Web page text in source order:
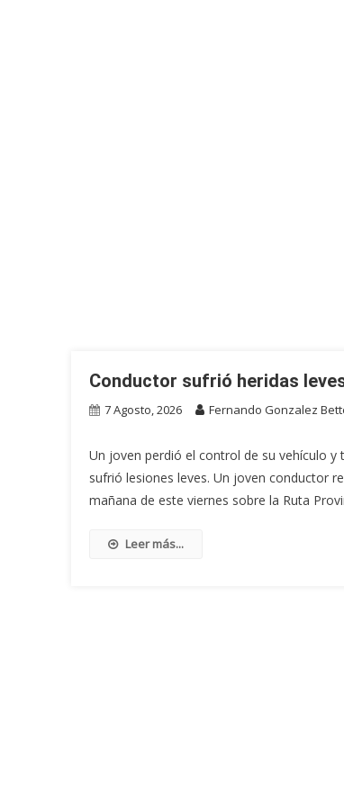
Conductor sufrió heridas
7 Agosto, 2026 Fernando Gonzalez
Un joven perdió el control de su vehículo
sufrió lesiones leves. Un joven conductor
mañana de este viernes sobre la Ruta
Leer más...